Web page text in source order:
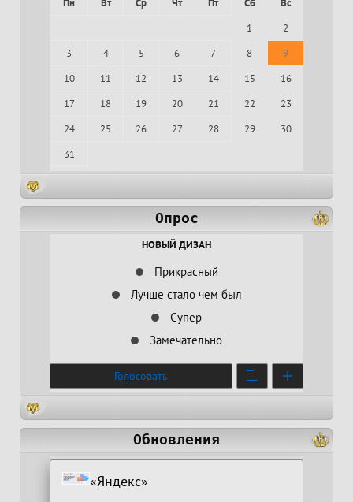
1
2
3
4 5 6 7 8
9
10
11 12 13 14 15
16
17
18 19 20 21 22
23
24
25 26 27 28 29
30
31
Опрос
НОВЫЙ ДИЗАН
Прикрасный
Лучше стало чем был
Супер
Замечательно
Голосовать
Обновления
«Яндекс»